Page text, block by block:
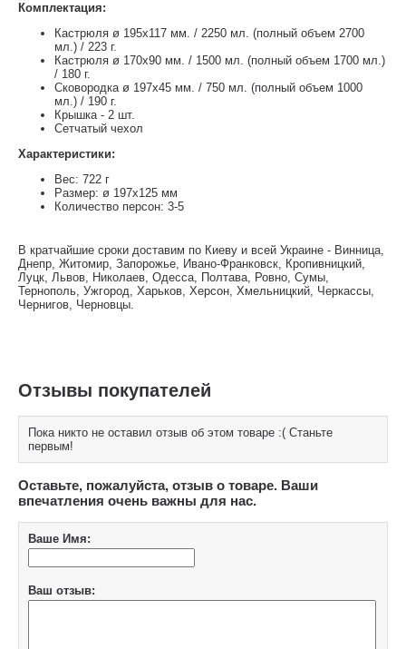
Комплектация:
Кастрюля ø 195x117 мм. / 2250 мл. (полный объем 2700
мл.) / 223 г.
Кастрюля ø 170x90 мм. / 1500 мл. (полный объем 1700 мл.)
/ 180 г.
Сковородка ø 197x45 мм. / 750 мл. (полный объем 1000
мл.) / 190 г.
Крышка - 2 шт.
Сетчатый чехол
Характеристики:
Вес: 722 г
Размер: ø 197x125 мм
Количество персон: 3-5
В кратчайшие сроки доставим по Киеву и всей Украине - Винница,
Днепр, Житомир, Запорожье, Ивано-Франковск, Кропивницкий,
Луцк, Львов, Николаев, Одесса, Полтава, Ровно, Сумы,
Тернополь, Ужгород, Харьков, Херсон, Хмельницкий, Черкассы,
Чернигов, Черновцы.
Отзывы покупателей
Пока никто не оставил отзыв об этом товаре :( Станьте
первым!
Оставьте, пожалуйста, отзыв о товаре. Ваши
впечатления очень важны для нас.
Ваше Имя:
Ваш отзыв: